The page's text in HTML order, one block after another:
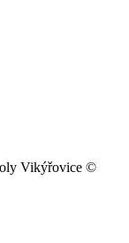
Vikýřovice ©